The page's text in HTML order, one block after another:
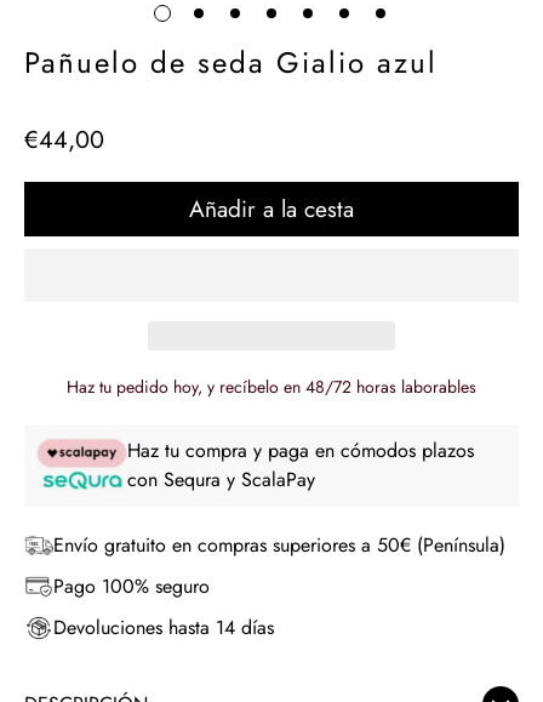
Pañuelo de seda Gialio azul
Precio
€44,00
Añadir a la cesta
Haz tu pedido hoy, y recíbelo en 48/72 horas laborables
Haz tu compra y paga en cómodos plazos
con Sequra y ScalaPay
Envío gratuito en compras superiores a 50€ (Península)
Pago 100% seguro
Devoluciones hasta 14 días